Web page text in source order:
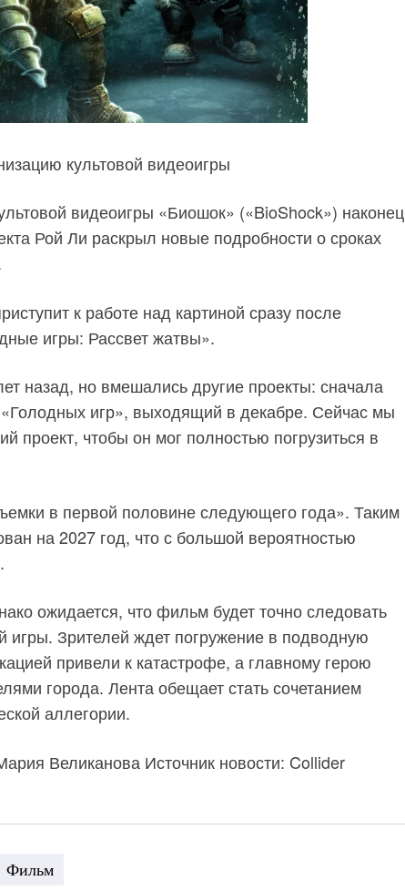
культовой видеоигры
видеоигры «Биошок» («BioShock») наконец
Рой Ли раскрыл новые подробности о сроках
к работе над картиной сразу после
игры: Рассвет жатвы».
назад, но вмешались другие проекты: сначала
игр», выходящий в декабре. Сейчас мы
проект, чтобы он мог полностью погрузиться в
в первой половине следующего года». Таким
на 2027 год, что с большой вероятностью
ожидается, что фильм будет точно следовать
Зрителей ждет погружение в подводную
привели к катастрофе, а главному герою
города. Лента обещает стать сочетанием
аллегории.
Великанова Источник новости: Collider
Фильм